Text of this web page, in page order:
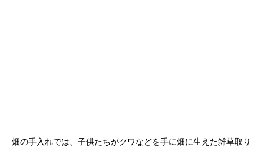
畑の手入れでは、子供たちがクワなどを手に畑に生えた雑草取り